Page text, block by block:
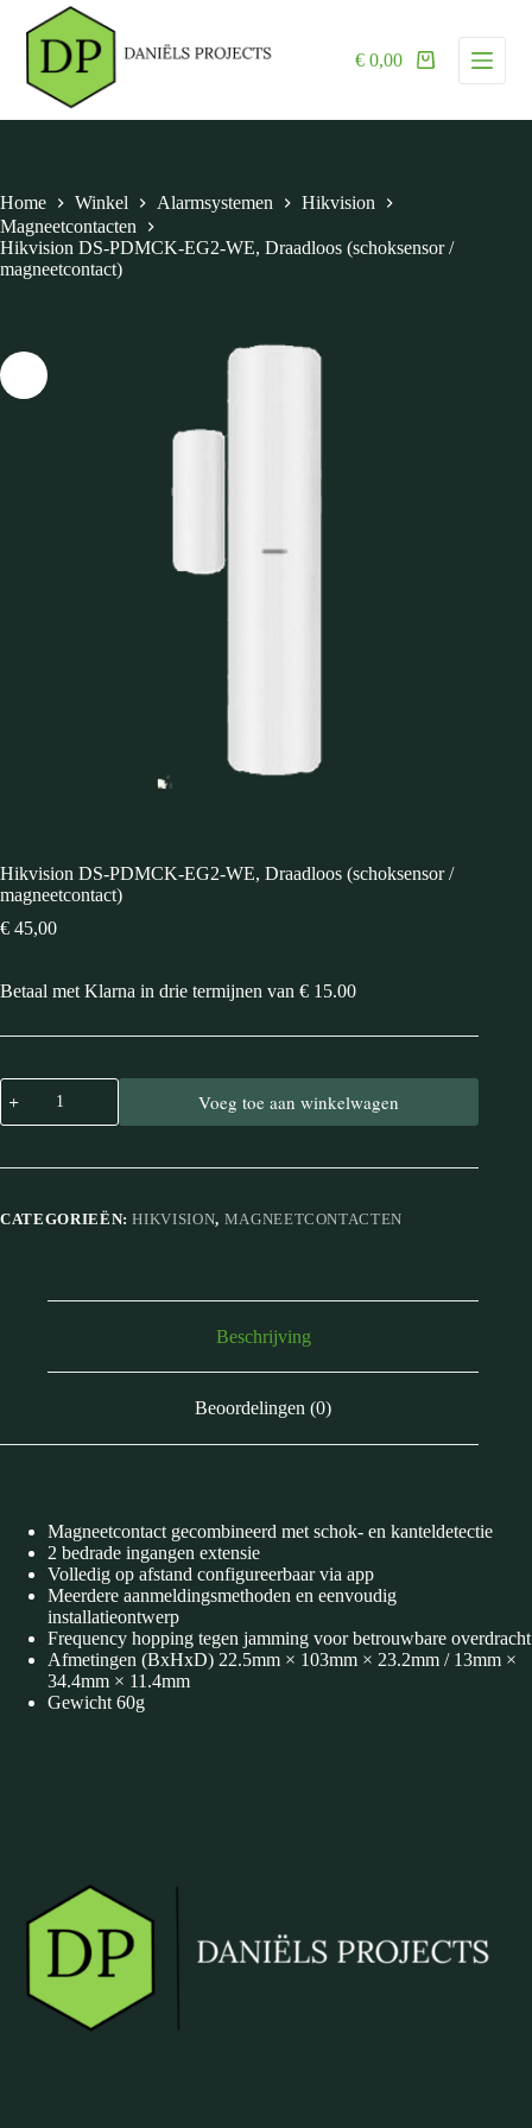
G
a
n
h
o
u
€ 0,00
Home Winkel Alarmsystemen
Hikvision
Magneetcontacten
Hikvision DS-PDMCK-EG2-WE, Draadloos (schoksensor /
magneetcontact)
Hikvision DS-PDMCK-EG2-WE, Draadloos (schoksensor /
magneetcontact)
€ 45,00
Betaal met Klarna in drie termijnen van € 15.00
Voeg toe aan winkelwagen
CATEGORIEËN:HIKVISION, MAGNEETCONTACTEN
Beschrijving
Beoordelingen (0)
Magneetcontact gecombineerd met schok- en kanteldetectie
2 bedrade ingangen extensie
Volledig op afstand configureerbaar via app
Meerdere aanmeldingsmethoden en eenvoudig
installatieontwerp
Frequency hopping tegen jamming voor betrouwbare overdracht
Afmetingen (BxHxD) 22.5mm × 103mm × 23.2mm / 13mm ×
34.4mm × 11.4mm
Gewicht 60g